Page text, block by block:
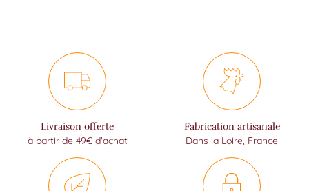
Livraison offerte
à partir de 49€ d'achat
Fabrication artisanale
Dans la Loire, France